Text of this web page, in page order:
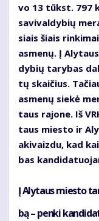
vo 13 tūkst. 797
sa­vi­val­dy­bių
siais šiais
as­me­nų. Į
dy­bių ta­ry­bas
tų skai­čius.
as­me­nų sie­kė
taus ra­jo­ne. Iš
taus mies­to ir
aki­vaiz­du, kad
bas
Į Aly­taus mies­to
bą – pen­ki